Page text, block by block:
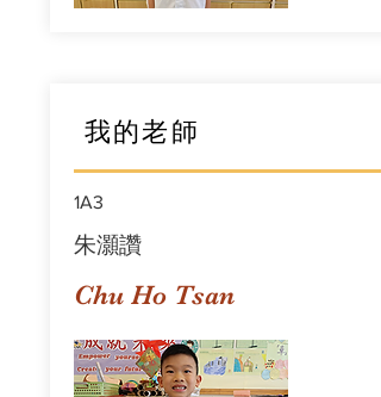
我的老師
1A3
朱灝讚
Chu Ho Tsan